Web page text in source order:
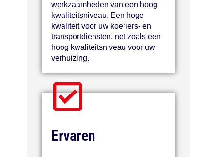
werkzaamheden van een hoog
kwaliteitsniveau. Een hoge
kwaliteit voor uw koeriers- en
transportdiensten, net zoals een
hoog kwaliteitsniveau voor uw
verhuizing.
Ervaren